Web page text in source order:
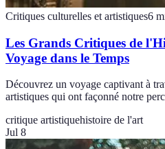
Critiques culturelles et artistiques6
Les Grands Critiques de
Voyage dans le Temps
Découvrez un voyage captivant à
artistiques qui ont façonné notre
critique artistiquehistoire de l'art
Jul 8